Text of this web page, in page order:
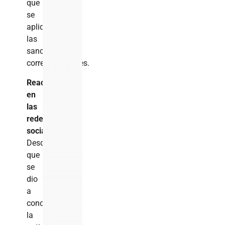
que
se
apliquen
las
sanciones
correspondientes.
Reacciones
en
las
redes
sociales
Desde
que
se
dio
a
conocer
la